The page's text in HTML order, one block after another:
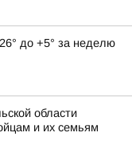
до +5° за неделю
области
и их семьям